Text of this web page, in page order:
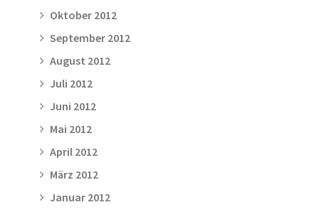
Oktober 2012
September 2012
August 2012
Juli 2012
Juni 2012
Mai 2012
April 2012
März 2012
Januar 2012